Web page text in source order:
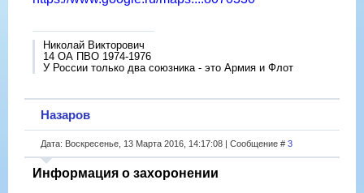
Николай Викторович
14 ОА ПВО 1974-1976
У России только два союзника - это Армия и Флот
Назаров
Дата: Воскресенье, 13 Марта 2016, 14:17:08 | Сообщение # 3
Информация о захоронении